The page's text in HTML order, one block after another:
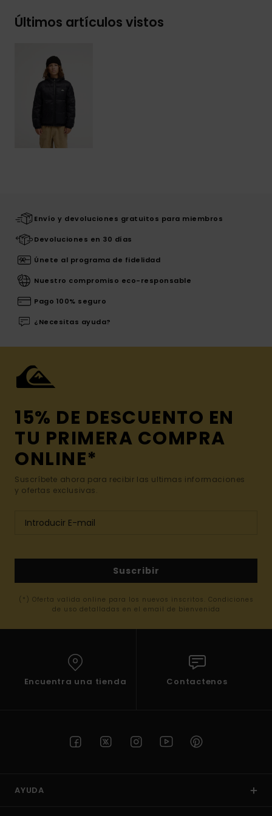
Últimos artículos vistos
Envío y devoluciones gratuitos para miembros
Devoluciones en 30 días
Únete al programa de fidelidad
Nuestro compromiso eco-responsable
Pago 100% seguro
¿Necesitas ayuda?
15% DE DESCUENTO EN
TU PRIMERA COMPRA
ONLINE*
Suscríbete ahora para recibir las ultimas informaciones
y ofertas exclusivas.
Suscribir
(*) Oferta valida online para los nuevos inscritos. Condiciones
de uso detalladas en el email de bienvenida
Encuentra una tienda Contactenos
AYUDA